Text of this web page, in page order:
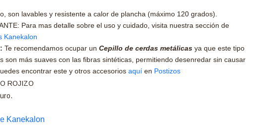
son lavables y resistente a calor de plancha (máximo 120 grados).
Para mas detalle sobre el uso y cuidado, visita nuestra sección de
Kanekalon
Te recomendamos ocupar un Cepillo de cerdas metálicasya que este tipo
son más suaves con las fibras sintéticas, permitiendo desenredar sin causar
encontrar este y otros accesorios aquíen Postizos
ROJIZO
Kanekalon